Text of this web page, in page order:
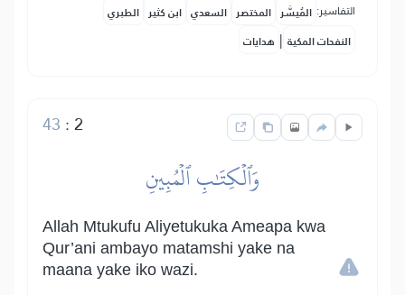
التفاسير: المُيسَّر المختصر السعدي ابن كثير الطبري
النفحات المكية | هدايات
2
:
43
وَٱلۡكِتَٰبِ ٱلۡمُبِينِ
Allah Mtukufu Aliyetukuka Ameapa kwa
Qur’ani ambayo matamshi yake na
maana yake iko wazi.